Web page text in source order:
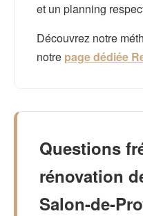
et un planning
Découvrez notre
notre page dédiée
Questions
rénovation
Salon-de-